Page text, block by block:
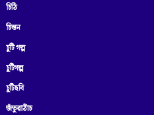
চিঠি
চিন্তন
চুটি গল্প
চুটিগল্প
চুটিছবি
জঁতুৱাঠাঁচ